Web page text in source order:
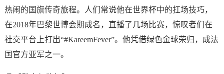
热闹的国旗传奇旅程。人们常说他在世界杯中的扛场技巧，
在2018年巴黎世博会期成名，直播了几场比赛，惊叹者们在
社交平台上打出“#KareemFever”。他凭借绿色金球荣归，成法
国官方亚军之一。